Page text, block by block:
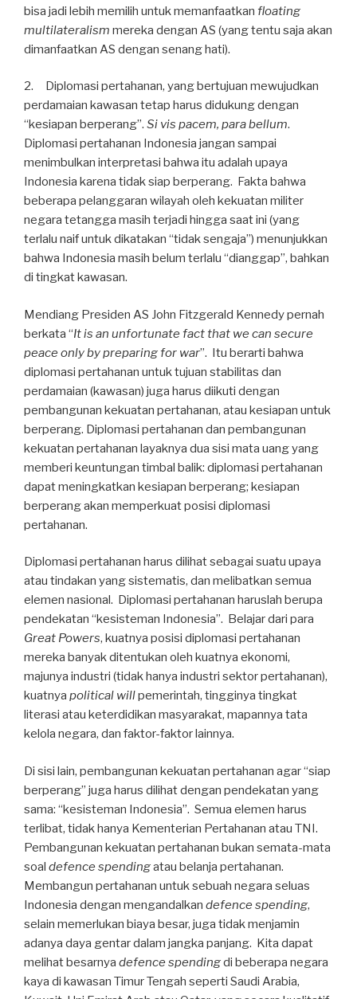
bisa jadi lebih memilih untuk memanfaatkan floating
multilateralism mereka dengan AS (yang tentu saja akan
dimanfaatkan AS dengan senang hati).
2. Diplomasi pertahanan, yang bertujuan mewujudkan
perdamaian kawasan tetap harus didukung dengan
“kesiapan berperang”. Si vis pacem, para bellum.
Diplomasi pertahanan Indonesia jangan sampai
menimbulkan interpretasi bahwa itu adalah upaya
Indonesia karena tidak siap berperang. Fakta bahwa
beberapa pelanggaran wilayah oleh kekuatan militer
negara tetangga masih terjadi hingga saat ini (yang
terlalu naif untuk dikatakan “tidak sengaja”) menunjukkan
bahwa Indonesia masih belum terlalu “dianggap”, bahkan
di tingkat kawasan.
Mendiang Presiden AS John Fitzgerald Kennedy pernah
berkata “It is an unfortunate fact that we can secure
peace only by preparing for war”. Itu berarti bahwa
diplomasi pertahanan untuk tujuan stabilitas dan
perdamaian (kawasan) juga harus diikuti dengan
pembangunan kekuatan pertahanan, atau kesiapan untuk
berperang. Diplomasi pertahanan dan pembangunan
kekuatan pertahanan layaknya dua sisi mata uang yang
memberi keuntungan timbal balik: diplomasi pertahanan
dapat meningkatkan kesiapan berperang; kesiapan
berperang akan memperkuat posisi diplomasi
pertahanan.
Diplomasi pertahanan harus dilihat sebagai suatu upaya
atau tindakan yang sistematis, dan melibatkan semua
elemen nasional. Diplomasi pertahanan haruslah berupa
pendekatan “kesisteman Indonesia”. Belajar dari para
Great Powers, kuatnya posisi diplomasi pertahanan
mereka banyak ditentukan oleh kuatnya ekonomi,
majunya industri (tidak hanya industri sektor pertahanan),
kuatnya political willpemerintah, tingginya tingkat
literasi atau keterdidikan masyarakat, mapannya tata
kelola negara, dan faktor-faktor lainnya.
Di sisi lain, pembangunan kekuatan pertahanan agar “siap
berperang” juga harus dilihat dengan pendekatan yang
sama: “kesisteman Indonesia”. Semua elemen harus
terlibat, tidak hanya Kementerian Pertahanan atau TNI.
Pembangunan kekuatan pertahanan bukan semata-mata
soal defence spendingatau belanja pertahanan.
Membangun pertahanan untuk sebuah negara seluas
Indonesia dengan mengandalkan defence spending,
selain memerlukan biaya besar, juga tidak menjamin
adanya daya gentar dalam jangka panjang. Kita dapat
melihat besarnya defence spendingdi beberapa negara
kaya di kawasan Timur Tengah seperti Saudi Arabia,